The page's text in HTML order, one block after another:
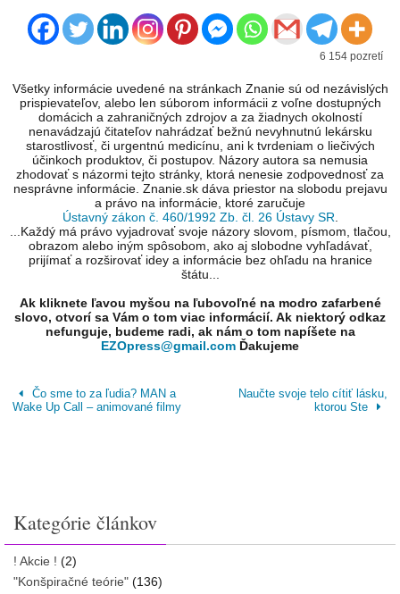
6 154 pozretí
Všetky informácie uvedené na stránkach Znanie sú od nezávislých
prispievateľov, alebo len súborom informácii z voľne dostupných
domácich a zahraničných zdrojov a za žiadnych okolností
nenavádzajú čitateľov nahrádzať bežnú nevyhnutnú lekársku
starostlivosť, či urgentnú medicínu, ani k tvrdeniam o liečivých
účinkoch produktov, či postupov. Názory autora sa nemusia
zhodovať s názormi tejto stránky, ktorá nenesie zodpovednosť za
nesprávne informácie. Znanie.sk dáva priestor na slobodu prejavu
a právo na informácie, ktoré zaručuje
Ústavný zákon č. 460/1992 Zb. čl. 26 Ústavy SR
...Každý má právo vyjadrovať svoje názory slovom, písmom, tlačou,
obrazom alebo iným spôsobom, ako aj slobodne vyhľadávať,
prijímať a rozširovať idey a informácie bez ohľadu na hranice
štátu...
Ak kliknete ľavou myšou na ľubovoľné na modro zafarbené
slovo, otvorí sa Vám o tom viac informácií. Ak niektorý odkaz
nefunguje, budeme radi, ak nám o tom napíšete na
EZOpress@gmail.com Ďakujeme
Čo sme to za ľudia? MAN a
Wake Up Call – animované filmy
Naučte svoje telo cítiť lásku,
ktorou Ste
Kategórie článkov
! Akcie ! (2)
"Konšpiračné teórie" (136)